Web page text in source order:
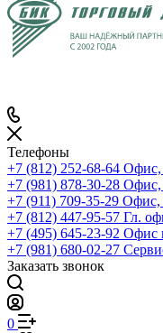
Телефоны
+7 (812) 252-68-64 Офис,
+7 (981) 878-30-28 Офис,
+7 (911) 709-35-29 Офис,
+7 (812) 447-95-57 Гл.
+7 (495) 645-23-92 Офис
+7 (981) 680-02-27
Заказать звонок
0